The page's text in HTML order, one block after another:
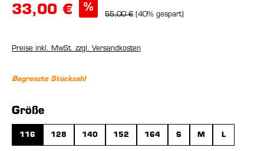
33,00 € %
55,00 € (40% gespart)
Preise inkl. MwSt. zzgl. Versandkosten
Begrenzte Stückzahl
Größeauswählen
116 128 140 152 164 S M L